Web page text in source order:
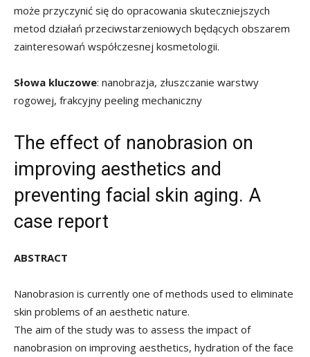
może przyczynić się do opracowania skuteczniejszych
metod działań przeciwstarzeniowych będących obszarem
zainteresowań współczesnej kosmetologii.
Słowa kluczowe: nanobrazja, złuszczanie warstwy
rogowej, frakcyjny peeling mechaniczny
The effect of nanobrasion on
improving aesthetics and
preventing facial skin aging. A
case report
ABSTRACT
Nanobrasion is currently one of methods used to eliminate
skin problems of an aesthetic nature.
The aim of the study was to assess the impact of
nanobrasion on improving aesthetics, hydration of the face